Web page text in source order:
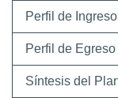
Perfil de Ingreso
Perfil de Egreso
Síntesis del